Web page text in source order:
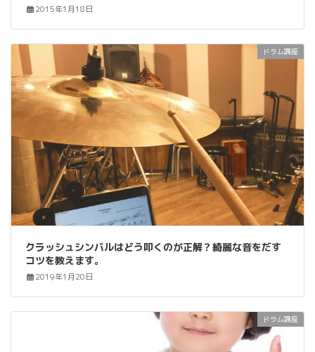
2015年1月18日
ドラム講座
クラッシュシンバルはどう叩くのが正解？綺麗な音をだす
コツを教えます。
2019年1月20日
ドラム講座